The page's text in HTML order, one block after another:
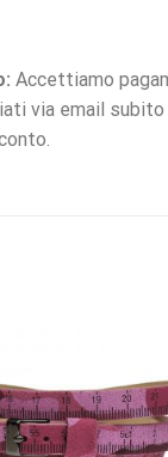
Accettiamo
via email